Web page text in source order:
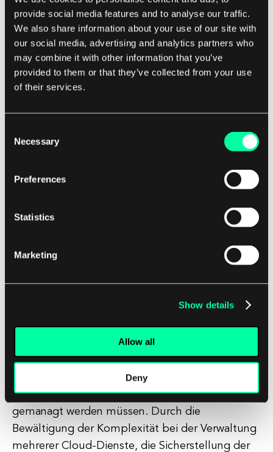
provide social media features and to analyse our traffic.
We also share information about your use of our site with
our social media, advertising and analytics partners who
may combine it with other information that you’ve
provided to them or that they’ve collected from your use
of their services.
Selection
Necessary
Preferences
Statistics
Marketing
Show details
Allow all
Deny
protokolle zu implementieren, um ihre Daten zu
schützen.
Das Kostenmanagement ist eine weitere
Herausforderung der Multi-Cloud-Annäherung.
indem sie die besten Preis- und
Leistungsoptionen verschiedener Cloud-Anbieter
nutzen, kann es auch zu Kostenüberschreitungen
führen, wenn es nicht effektiv verwaltet wird. Die
Organisationen müssen ihren Cloud-Nutzungs-
und Ausgaben sorgfältig überwachen, um
sicherzustellen, dass sie den bestmöglichen Wert
Abschließend lässt sich sagen, dass die Annahme
von Multi-Cloud zahlreiche Vorteile für
Organisationen bietet, darunter erhöhte
Flexibilität, Kosteneinsparungen und verbesserte
Leistung, jedoch auch mehrere
Herausforderungen mit sich bringt, die sorgfältig
gemanagt werden müssen. Durch die
Bewältigung der Komplexität bei der Verwaltung
mehrerer Cloud-Dienste, die Sicherstellung der